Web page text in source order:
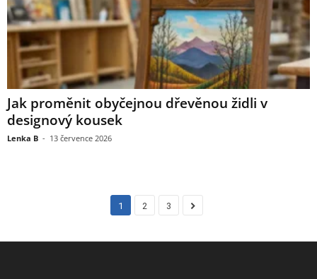
Jak proměnit obyčejnou dřevěnou židli v
designový kousek
Lenka B - 13 července 2026
1 2 3